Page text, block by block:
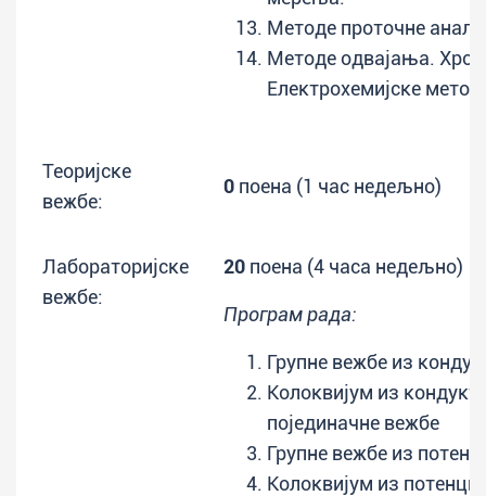
Методе проточне
Методе одвајања.
Електрохемијске
Теоријске
вежбе:
0 поена (1 час недељно)
Лабораторијске
вежбе:
20 поена (4 часа недељно)
Програм рада:
Групне вежбе из
Колоквијум из
појединачне вежбе
Групне вежбе из
Колоквијум из